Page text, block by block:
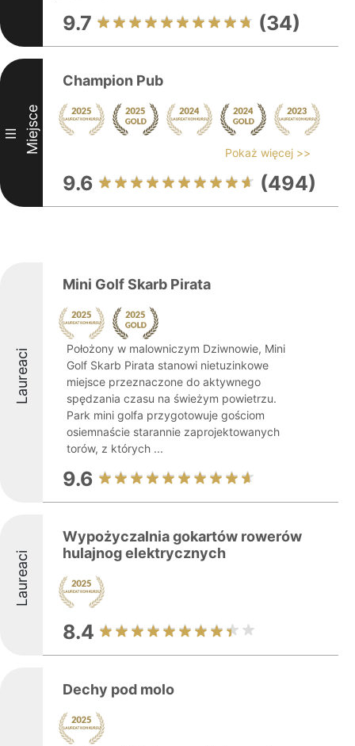
9.7 (34)
III Miejsce
Champion Pub
Pokaż więcej >>
9.6 (494)
Laureaci
Mini Golf Skarb Pirata
Położony w malowniczym Dziwnowie, Mini
Golf Skarb Pirata stanowi nietuzinkowe
miejsce przeznaczone do aktywnego
spędzania czasu na świeżym powietrzu.
Park mini golfa przygotowuje gościom
osiemnaście starannie zaprojektowanych
torów, z których ...
9.6
Laureaci
Wypożyczalnia gokartów rowerów
hulajnog elektrycznych
8.4
Dechy pod molo